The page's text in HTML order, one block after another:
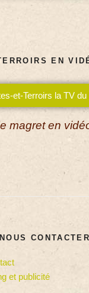
EN
et-Terroirs la TV du
magret en
CONTACTER
et publicité